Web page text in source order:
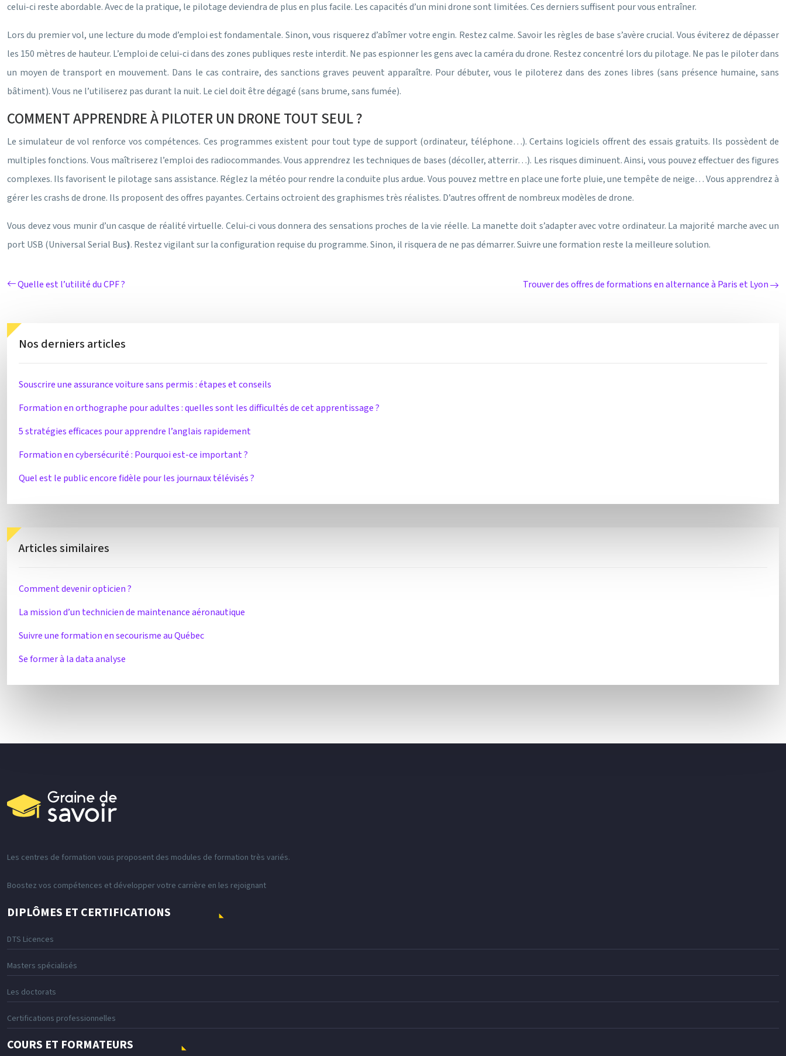
celui-ci reste abordable. Avec de la pratique, le pilotage deviendra de plus en plus facile. Les capacités d’un mini drone sont limitées. Ces derniers suffisent pour vous entraîner.
Lors du premier vol, une lecture du mode d’emploi est fondamentale. Sinon, vous risquerez d’abîmer votre engin. Restez calme. Savoir les règles de base s’avère crucial. Vous éviterez de dépasser
les 150 mètres de hauteur. L’emploi de celui-ci dans des zones publiques reste interdit. Ne pas espionner les gens avec la caméra du drone. Restez concentré lors du pilotage. Ne pas le piloter dans
un moyen de transport en mouvement. Dans le cas contraire, des sanctions graves peuvent apparaître. Pour débuter, vous le piloterez dans des zones libres (sans présence humaine, sans
bâtiment). Vous ne l’utiliserez pas durant la nuit. Le ciel doit être dégagé (sans brume, sans fumée).
COMMENT APPRENDRE À PILOTER UN DRONE TOUT SEUL ?
Le simulateur de vol renforce vos compétences. Ces programmes existent pour tout type de support (ordinateur, téléphone…). Certains logiciels offrent des essais gratuits. Ils possèdent de
multiples fonctions. Vous maîtriserez l’emploi des radiocommandes. Vous apprendrez les techniques de bases (décoller, atterrir…). Les risques diminuent. Ainsi, vous pouvez effectuer des figures
complexes. Ils favorisent le pilotage sans assistance. Réglez la météo pour rendre la conduite plus ardue. Vous pouvez mettre en place une forte pluie, une tempête de neige… Vous apprendrez à
gérer les crashs de drone. Ils proposent des offres payantes. Certains octroient des graphismes très réalistes. D’autres offrent de nombreux modèles de drone.
Vous devez vous munir d’un casque de réalité virtuelle. Celui-ci vous donnera des sensations proches de la vie réelle. La manette doit s’adapter avec votre ordinateur. La majorité marche avec un
port USB (Universal Serial Bus). Restez vigilant sur la configuration requise du programme. Sinon, il risquera de ne pas démarrer. Suivre une formation reste la meilleure solution.
Quelle est l’utilité du CPF ? Trouver des offres de formations en alternance à Paris et Lyon
Nos derniers articles
Souscrire une assurance voiture sans permis : étapes et conseils
Formation en orthographe pour adultes : quelles sont les difficultés de cet apprentissage ?
5 stratégies efficaces pour apprendre l’anglais rapidement
Formation en cybersécurité : Pourquoi est-ce important ?
Quel est le public encore fidèle pour les journaux télévisés ?
Articles similaires
Comment devenir opticien ?
La mission d’un technicien de maintenance aéronautique
Suivre une formation en secourisme au Québec
Se former à la data analyse
Les centres de formation vous proposent des modules de formation très variés.
Boostez vos compétences et développer votre carrière en les rejoignant
DIPLÔMES ET CERTIFICATIONS
DTS Licences
Masters spécialisés
Les doctorats
Certifications professionnelles
COURS ET FORMATEURS